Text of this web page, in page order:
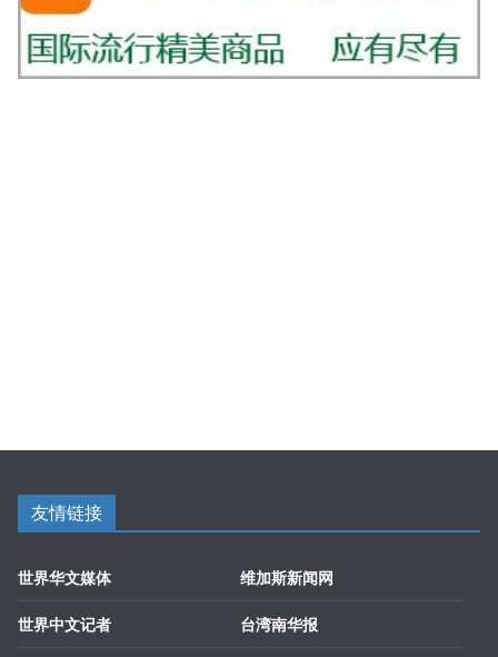
友情链接
世界华文媒体
世界中文记者
维加斯新闻网
台湾南华报